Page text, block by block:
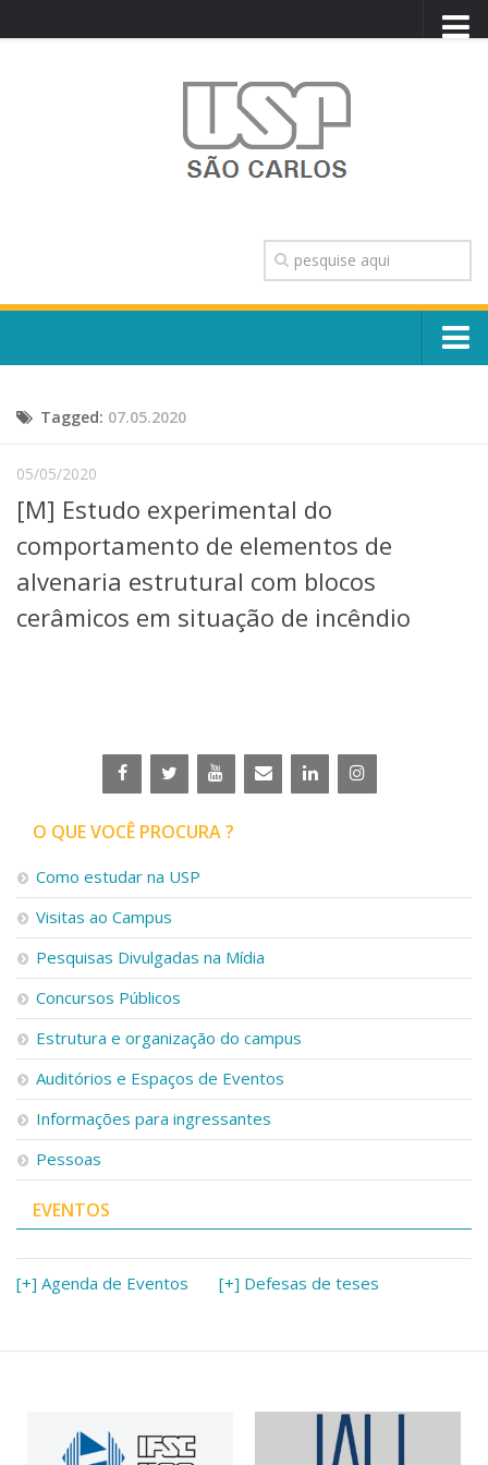
TRANSPARÊNCIA
OUVIDORIA
CONTATO
Escola, Institutos e Órgãos
Núcleos e Comissões
Telefones e Mapas
Ensino
Graduação
Pós-Graduação
Centros, Núcleos e Projetos em Rede
Pós-doutorado
Iniciação Científica
Transferência de Tecnologia
Empresas Juniores
Extensão à Comunidade
Projetos, Programas e Cursos
Artes, Cultura e Esportes
Museus e Espaços Interativos
Bibliotecas
Apoio ao Estudante
Segurança, Trânsito e Prevenção
RH, Administrativo e Financeiro
Outros serviços
Comunicação
Assessorias e Mídias
Jornal da USP
Tagged: 07.05.2020
05/05/2020
[M] Estudo experimental do
comportamento de elementos de
alvenaria estrutural com blocos
cerâmicos em situação de incêndio
O QUE VOCÊ PROCURA ?
Como estudar na USP
Visitas ao Campus
Pesquisas Divulgadas na Mídia
Concursos Públicos
Estrutura e organização do campus
Auditórios e Espaços de Eventos
Informações para ingressantes
Pessoas
EVENTOS
[+] Agenda de Eventos [+] Defesas de teses